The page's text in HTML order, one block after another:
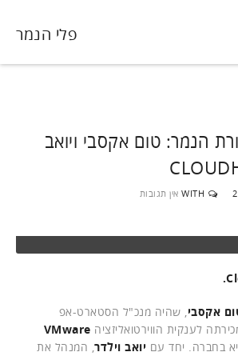
פלי הנמר
הנמר: טום אקסבי ויואב
WITH אין תגובות
אקסבי, שהיה מנכ"ל הסטארט-אפ
לענקית הווירטואליזציה VMware
בחברה. יחד עם יואב וילדר, המנהל את